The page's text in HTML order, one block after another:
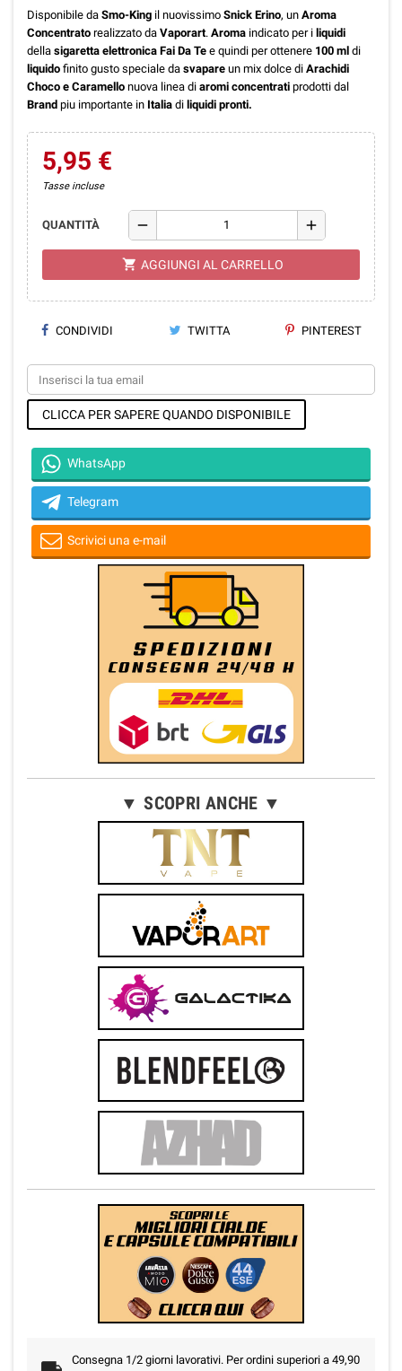
Disponibile da Smo-King il nuovissimo Snick Erino, un Aroma
Concentrato realizzato da Vaporart. Aroma indicato per i liquidi
della sigaretta elettronica Fai Da Te e quindi per ottenere 100 ml di
liquido finito gusto speciale da svapare un mix dolce di Arachidi
Choco e Caramello nuova linea di aromi concentrati prodotti dal
Brand piu importante in Italia di liquidi pronti.
5,95 €
Tasse incluse
QUANTITÀ remove add
shopping_cart AGGIUNGI AL CARRELLO
CONDIVIDI TWITTA PINTEREST
CLICCA PER SAPERE QUANDO DISPONIBILE
WhatsApp
Telegram
Scrivici una e-mail
▼ SCOPRI ANCHE ▼
Consegna 1/2 giorni lavorativi. Per ordini superiori a 49,90